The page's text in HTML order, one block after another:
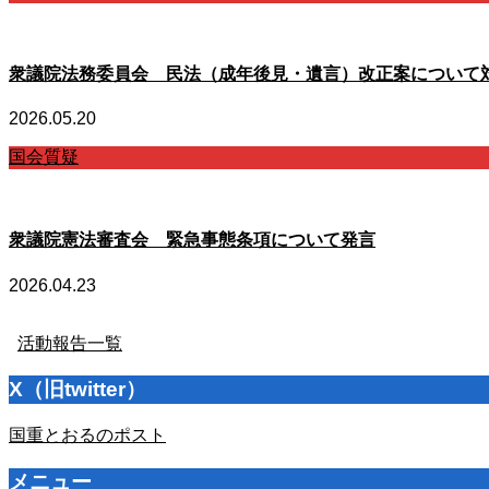
衆議院法務委員会 民法（成年後見・遺言）改正案について
2026.05.20
国会質疑
衆議院憲法審査会 緊急事態条項について発言
2026.04.23
活動報告一覧
X（旧twitter）
国重とおるのポスト
メニュー